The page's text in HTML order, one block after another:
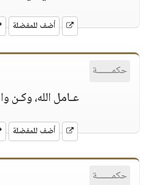
أضف للمفضلة
حكمــــــة
عـامل الله، وكـن
أضف للمفضلة
حكمــــــة